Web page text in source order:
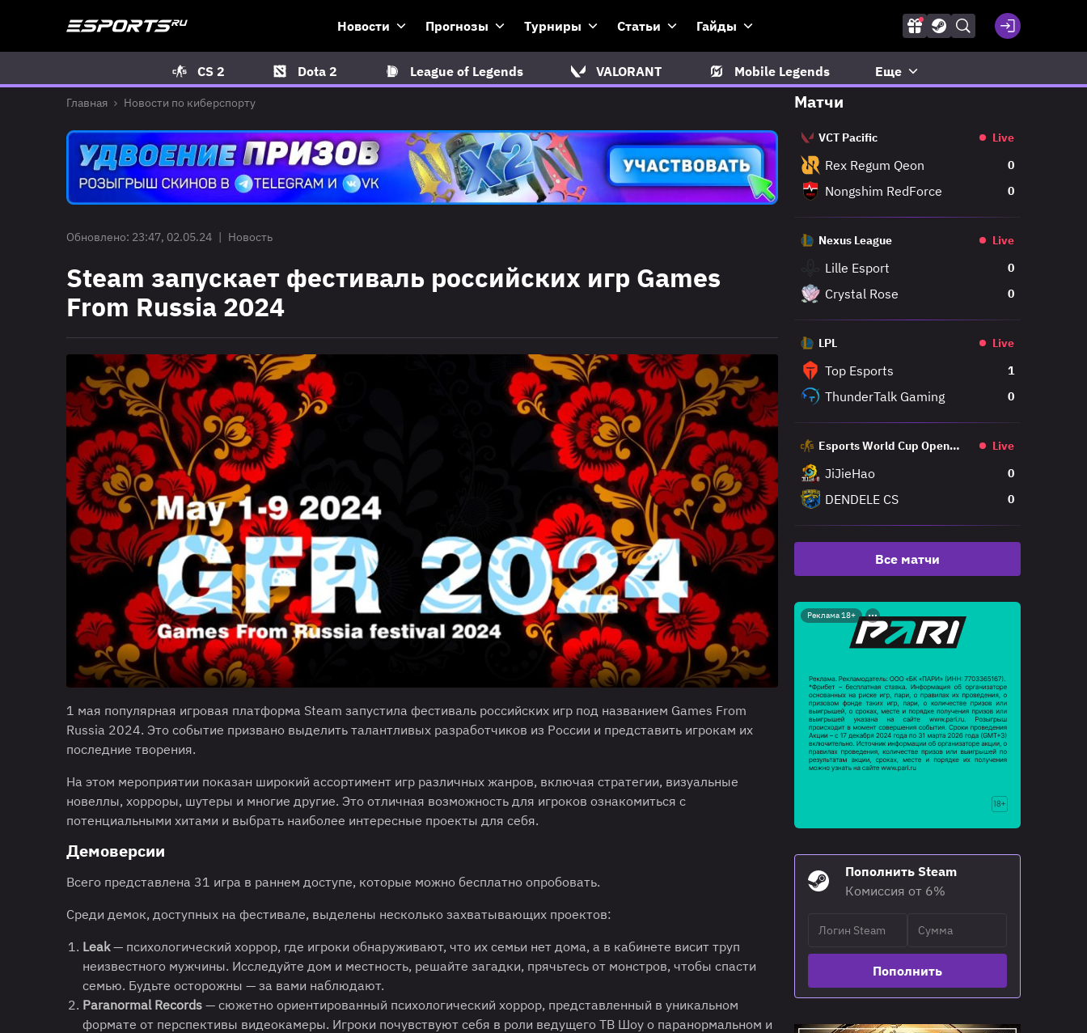
Новости Прогнозы Турниры Статьи Гайды
CS 2 Dota 2 League of Legends VALORANT Mobile Legends Еще
Главная Новости по киберспорту
Обновлено: 23:47, 02.05.24 | Новость
Steam запускает фестиваль российских игр Games
From Russia 2024
1 мая популярная игровая платформа Steam запустила фестиваль российских игр под названием Games From
Russia 2024. Это событие призвано выделить талантливых разработчиков из России и представить игрокам их
последние творения.
На этом мероприятии показан широкий ассортимент игр различных жанров, включая стратегии, визуальные
новеллы, хорроры, шутеры и многие другие. Это отличная возможность для игроков ознакомиться с
потенциальными хитами и выбрать наиболее интересные проекты для себя.
Демоверсии
Всего представлена 31 игра в раннем доступе, которые можно бесплатно опробовать.
Среди демок, доступных на фестивале, выделены несколько захватывающих проектов:
Leak— психологический хоррор, где игроки обнаруживают, что их семьи нет дома, а в кабинете висит труп
неизвестного мужчины. Исследуйте дом и местность, решайте загадки, прячьтесь от монстров, чтобы спасти
семью. Будьте осторожны — за вами наблюдают.
Paranormal Records — сюжетно ориентированный психологический хоррор, представленный в уникальном
формате от перспективы видеокамеры. Игроки почувствуют себя в роли ведущего ТВ Шоу о паранормальном и
Матчи
VCT Pacific Live
Rex Regum Qeon 0
Nongshim RedForce 0
Nexus League Live
Lille Esport 0
Crystal Rose 0
LPL Live
Top Esports 1
ThunderTalk Gaming 0
Esports World Cup Open
Live
JiJieHao 0
DENDELE CS 0
Все матчи
Реклама 18+
Пополнить Steam
Комиссия от 6%
Пополнить